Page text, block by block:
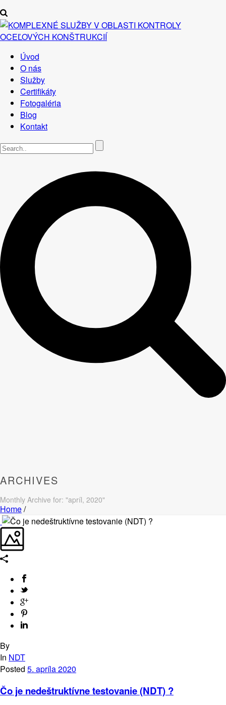
Úvod
O nás
Služby
Certifikáty
Fotogaléria
Blog
Kontakt
ARCHIVES
Monthly Archive for: "apríl, 2020"
Home/
By
In NDT
Posted 5. apríla 2020
Čo je nedeštruktívne testovanie (NDT) ?